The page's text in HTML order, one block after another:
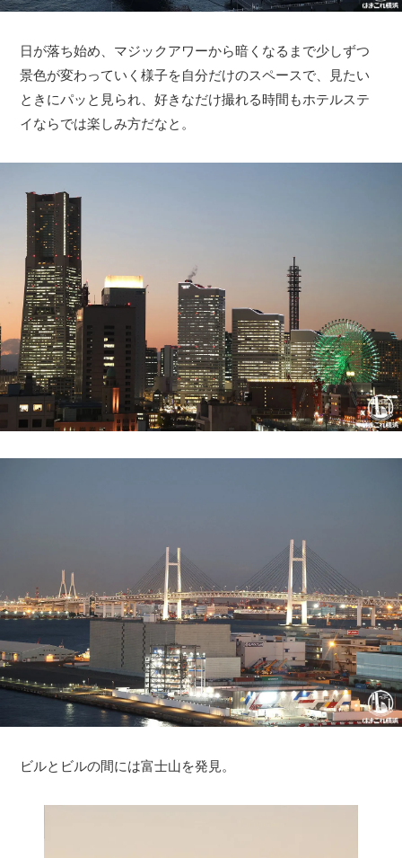
日が落ち始め、マジックアワーから暗くなるまで少しずつ
景色が変わっていく様子を自分だけのスペースで、見たい
ときにパッと見られ、好きなだけ撮れる時間もホテルステ
イならでは楽しみ方だなと。
ビルとビルの間には富士山を発見。